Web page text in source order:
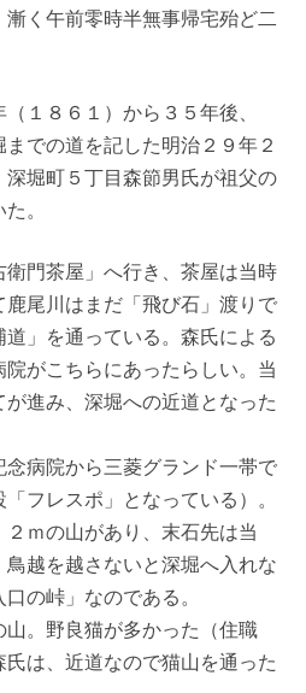
く午前零時半無事帰宅殆ど二
１８６１）から３５年後、
までの道を記した明治２９年２
堀町５丁目森節男氏が祖父の
。
門茶屋」へ行き、茶屋は当時
尾川はまだ「飛び石」渡りで
」を通っている。森氏による
がこちらにあったらしい。当
進み、深堀への近道となった
念病院から三菱グランド一帯で
フレスポ」となっている）。
ｍの山があり、末石先は当
越を越さないと深堀へ入れな
の峠」なのである。
山。野良猫が多かった（住職
は、近道なので猫山を通った